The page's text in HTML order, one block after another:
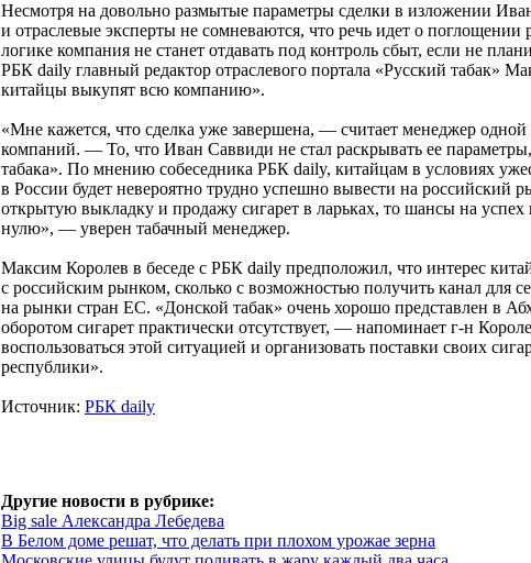
Несмотря на довольно размытые параметры сделки в изложении
и отраслевые эксперты не сомневаются, что речь идет о
логике компания не станет отдавать под контроль сбыт, если не
РБК daily главный редактор отраслевого портала «Русский табак»
китайцы выкупят всю компанию».
«Мне кажется, что сделка уже завершена, — считает менеджер
компаний. — То, что Иван Саввиди не стал раскрывать ее
табака». По мнению собеседника РБК daily, китайцам в условиях
в России будет невероятно трудно успешно вывести на российский
открытую выкладку и продажу сигарет в ларьках, то шансы на
нулю», — уверен табачный менеджер.
Максим Королев в беседе с РБК daily предположил, что интерес
с российским рынком, сколько с возможностью получить канал для
на рынки стран ЕС. «Донской табак» очень хорошо представлен в
оборотом сигарет практически отсутствует, — напоминает г-н
воспользоваться этой ситуацией и организовать поставки своих
республики».
Источник: РБК daily
Другие новости в рубрике:
Big sale Александра Лебедева
В Белом доме решат, что делать при плохом урожае зерна